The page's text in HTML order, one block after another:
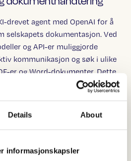
Details About
informasjonskapsler
drevet agent med OpenAI for å
selskapets dokumentasjon. Ved
og API-er muliggjorde
kommunikasjon og søk i ulike
er og Word-dokumenter. Dette
til å finne nødvendig
tidsbruk på søk og bidra til
daglige drift.